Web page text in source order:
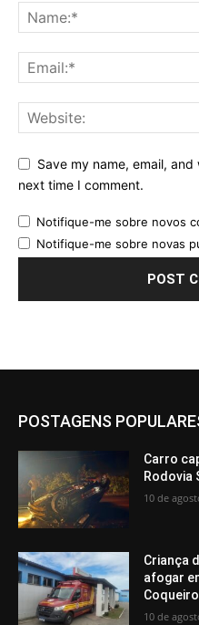
Save my name, email,
next time I comment.
Notifique-me sobre novos
Notifique-me sobre novas
POSTAGENS
Carro
Rodovia
10 de
Criança
afogar
10 de